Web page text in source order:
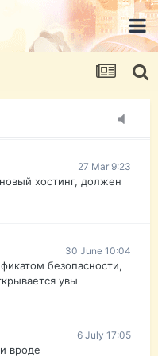
https://pasport-ua.com/
сайт и форум
27 Mar 9:23
хостинг, должен
30 June 10:04
безопасности,
увы
6 July 17:05
вроде